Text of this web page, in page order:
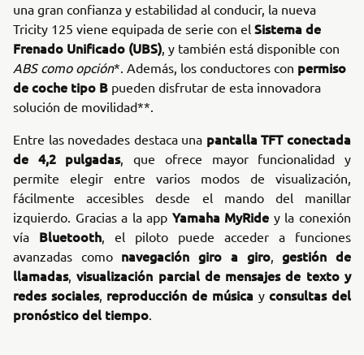
una gran confianza y estabilidad al conducir, la nueva
Tricity 125 viene equipada de serie con el Sistema de
Frenado Unificado (UBS), y también está disponible con
ABScomo opción*. Además, los conductores con permiso
de coche tipo B pueden disfrutar de esta innovadora
solución de movilidad**.
Entre las novedades destaca una pantalla TFT conectada
de 4,2 pulgadas, que ofrece mayor funcionalidad y
permite elegir entre varios modos de visualización,
fácilmente accesibles desde el mando del manillar
izquierdo. Gracias a la app Yamaha MyRide y la conexión
vía Bluetooth, el piloto puede acceder a funciones
avanzadas como navegación giro a giro,gestión de
llamadas,visualización parcial de mensajes de texto y
redes sociales, reproducción de música yconsultas del
pronóstico del tiempo.